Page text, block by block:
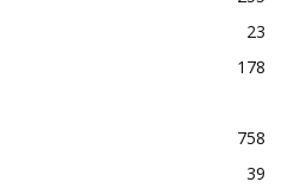
23
178
758
39